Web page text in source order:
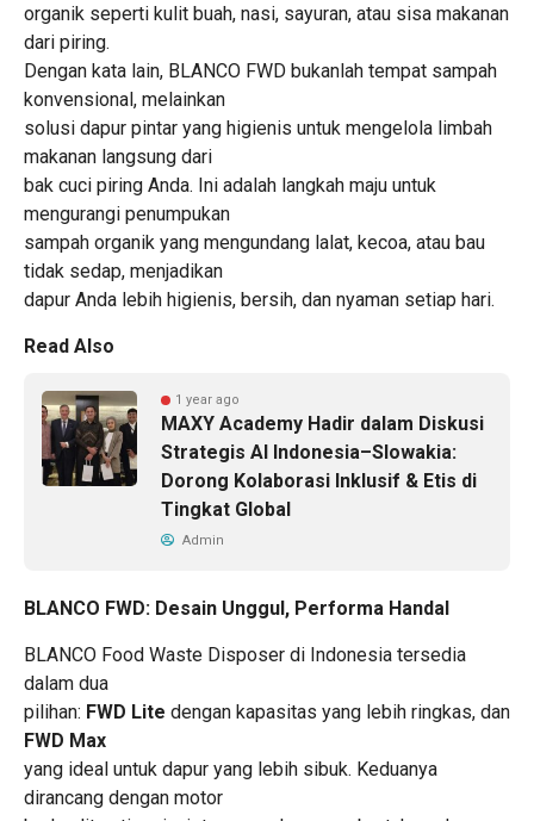
organik seperti kulit buah, nasi, sayuran, atau sisa makanan
dari piring.
Dengan kata lain, BLANCO FWD bukanlah tempat sampah
konvensional, melainkan
solusi dapur pintar yang higienis untuk mengelola limbah
makanan langsung dari
bak cuci piring Anda. Ini adalah langkah maju untuk
mengurangi penumpukan
sampah organik yang mengundang lalat, kecoa, atau bau
tidak sedap, menjadikan
dapur Anda lebih higienis, bersih, dan nyaman setiap hari.
Read Also
1 year ago
MAXY Academy Hadir dalam Diskusi
Strategis AI Indonesia–Slowakia:
Dorong Kolaborasi Inklusif & Etis di
Tingkat Global
Admin
BLANCO FWD: Desain Unggul, Performa Handal
BLANCO Food Waste Disposer di Indonesia tersedia
dalam dua
pilihan: FWD Lite dengan kapasitas yang lebih ringkas, dan
FWD Max
yang ideal untuk dapur yang lebih sibuk. Keduanya
dirancang dengan motor